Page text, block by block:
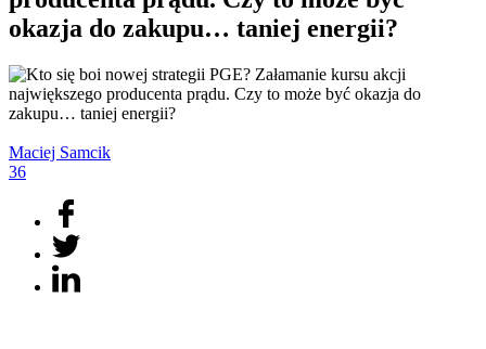
okazja do zakupu… taniej energii?
Maciej Samcik
36